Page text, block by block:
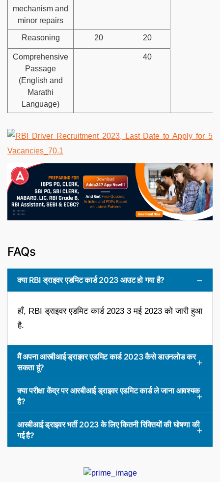
mechanism and
minor repairs
Reasoning 20 20
Comprehensive
Passage
(English and
Marathi
Language)
40
FAQs
क्या RBI ड्राइवर एडमिट कार्ड 2023 आउट हो गया है?
हाँ, RBI ड्राइवर एडमिट कार्ड 2023 3 मई 2023 को जारी हुआ
है.
मैं अपना आरबीआई ड्राइवर एडमिट कार्ड 2023 कैसे डाउनलोड कर
सकता हूं?
क्या परीक्षा केंद्र पर आरबीआई ड्राइवर एडमिट कार्ड ले जाना आवश्यक
है?
आरबीआई ड्राइवर भर्ती 2023 के लिए कितनी रिक्तियों की घोषणा की
गई है?